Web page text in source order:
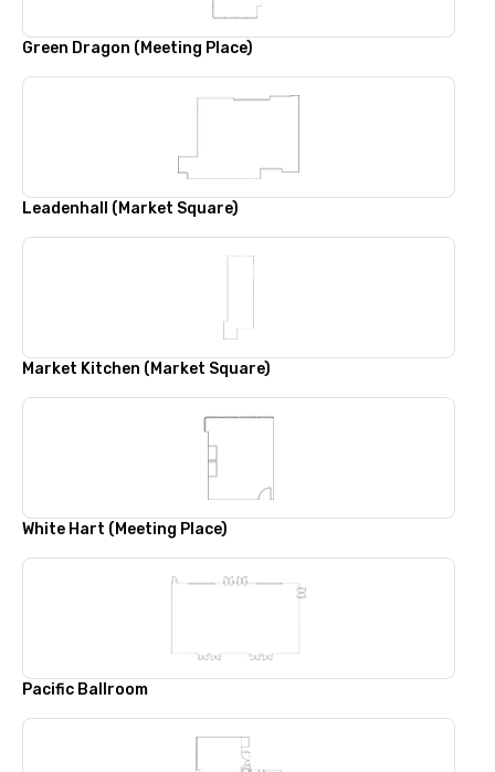
Green Dragon (Meeting Place)
Leadenhall (Market Square)
Market Kitchen (Market Square)
White Hart (Meeting Place)
Pacific Ballroom